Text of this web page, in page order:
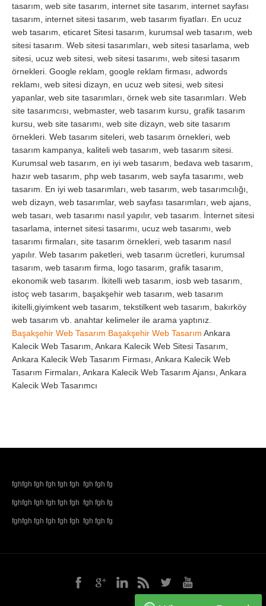
tasarım, web site tasarım, internet site tasarım, internet sayfası
tasarım, internet sitesi tasarım, web tasarım fiyatları. En ucuz
web tasarım, eticaret Sitesi tasarım, kurumsal web tasarım, web
sitesi tasarım. Web sitesi tasarımları, web sitesi tasarlama, web
sitesi, ucuz web sitesi, web sitesi tasarımı, web sitesi tasarım
örnekleri. Google reklam, google reklam firması, adwords
reklamı, web sitesi dizayn, en ucuz web sitesi, web sitesi
yapanlar, web site tasarımları, örnek web site tasarımları. Web
site tasarımcısı, webmaster, web tasarım kursu, grafik tasarım
kursu, web site tasarımı, web site dizayn, web site tasarım
örnekleri. Web tasarım siteleri, web tasarım örnekleri, web
tasarım kampanya, kaliteli web tasarım, web tasarım sitesi.
Kurumsal web tasarım, en iyi web tasarım, bedava web tasarım,
hazır web tasarım, php web tasarım, web sayfa tasarımı, web
tasarım. En iyi web tasarımları, web tasarım, web tasarımcılığı,
web dizayn, web tasarımlar, web sayfası tasarımları, web ajans,
web tasarı, web tasarımı nasıl yapılır, veb tasarım. İnternet sitesi
tasarlama, internet sitesi tasarımı, ucuz web tasarımı, web
tasarımı firmaları, site tasarım örnekleri, web tasarım nasıl
yapılır. Web tasarım paketleri, web tasarım ücretleri, kurumsal
tasarım, web tasarım firma, logo tasarım, grafik tasarım,
ekonomik web tasarım. İkitelli web tasarım, iosb web tasarım,
istoç web tasarım, başakşehir web tasarım, web tasarım
ikitelli,giyimkent web tasarım, tekstilkent web tasarım, bakırköy
web tasarım vb. anahtar kelimeler ile arama yaptınız.
Başakşehir Web Tasarım Başakşehir Web Tasarım Ankara
Kalecik Web Tasarım, Ankara Kalecik Web Sitesi Tasarım,
Ankara Kalecik Web Tasarım Firması, Ankara Kalecik Web
Tasarım Firmaları, Ankara Kalecik Web Tasarım Ajansı, Ankara
Kalecik Web Tasarımcı
fghfgh fgh fgh fgh fgh fgh fgh fg
fghfgh fgh fgh fgh fgh fgh fgh fg
fghfgh fgh fgh fgh fgh fgh fgh fg